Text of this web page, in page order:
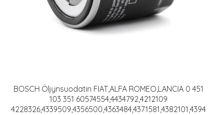
BOSCH Öljynsuodatin FIAT,ALFA ROMEO,LANCIA 0 451
103 351 60574554,4434792,4212109
4228326,4339509,4356500,4363484,4371581,4382101,4394